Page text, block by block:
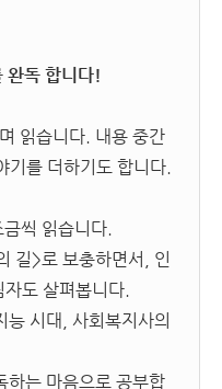
완독 합니다!
읽습니다. 내용 중간
기를 더하기도 합니다.
씩 읽습니다.
길>로 보충하면서, 인
도 살펴봅니다.
시대, 사회복지사의
하는 마음으로 공부합